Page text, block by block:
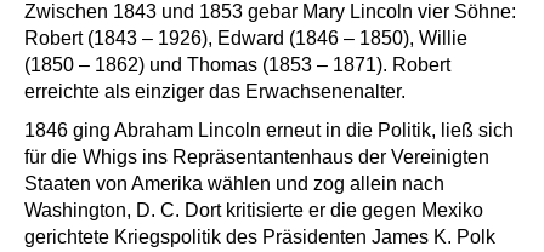
Zwischen 1843 und 1853 gebar Mary Lincoln vier Söhne:
Robert (1843 – 1926), Edward (1846 – 1850), Willie
(1850 – 1862) und Thomas (1853 – 1871). Robert
erreichte als einziger das Erwachsenenalter.
1846 ging Abraham Lincoln erneut in die Politik, ließ sich
für die Whigs ins Repräsentantenhaus der Vereinigten
Staaten von Amerika wählen und zog allein nach
Washington, D. C. Dort kritisierte er die gegen Mexiko
gerichtete Kriegspolitik des Präsidenten James K. Polk